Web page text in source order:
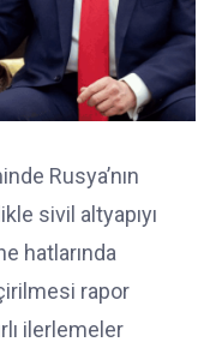
Rusya’nın
sivil altyapıyı
hatlarında
rapor
ilerlemeler